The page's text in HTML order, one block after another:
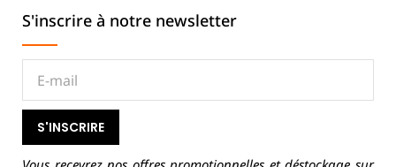
S'inscrire à notre newsletter
S'INSCRIRE